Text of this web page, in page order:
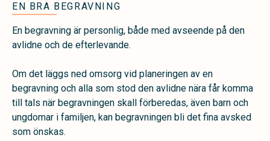
EN BRA BEGRAVNING
En begravning är personlig, både med avseende på den
avlidne och de efterlevande.
Om det läggs ned omsorg vid planeringen av en
begravning och alla som stod den avlidne nära får komma
till tals när begravningen skall förberedas, även barn och
ungdomar i familjen, kan begravningen bli det fina avsked
som önskas.